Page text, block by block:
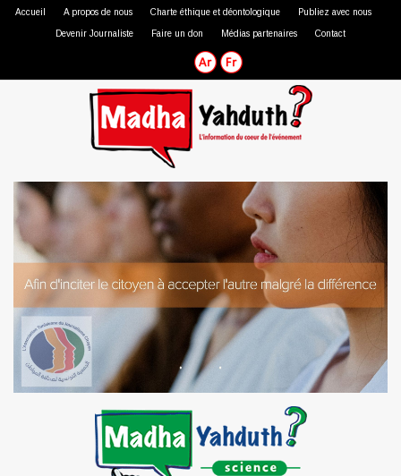
Accueil A propos de nous Charte éthique et déontologique Publiez avec nous
Devenir Journaliste Faire un don Médias partenaires Contact